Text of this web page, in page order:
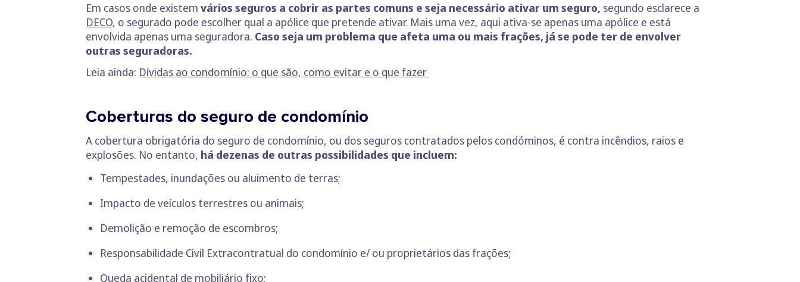
Em casos onde existem vários seguros a cobrir as partes comuns e seja necessário ativar um seguro, segundo esclarece a
DECO, o segurado pode escolher qual a apólice que pretende ativar. Mais uma vez, aqui ativa-se apenas uma apólice e está
envolvida apenas uma seguradora. Caso seja um problema que afeta uma ou mais frações, já se pode ter de envolver
outras seguradoras.
Leia ainda: Dívidas ao condomínio: o que são, como evitar e o que fazer
Coberturas do seguro de condomínio
A cobertura obrigatória do seguro de condomínio, ou dos seguros contratados pelos condóminos, é contra incêndios, raios e
explosões. No entanto, há dezenas de outras possibilidades que incluem:
Tempestades, inundações ou aluimento de terras;
Impacto de veículos terrestres ou animais;
Demolição e remoção de escombros;
Responsabilidade Civil Extracontratual do condomínio e/ ou proprietários das frações;
Queda acidental de mobiliário fixo;